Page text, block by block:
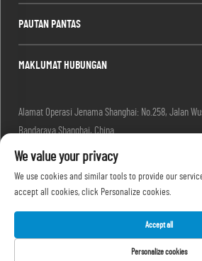
PAUTAN PANTAS
MAKLUMAT HUBUNGAN
Alamat Operasi Jenama Shanghai: No.258, Jalan
Bandaraya Shanghai, China
Email:
[email protected]
+86-13280087620
+86-13280035385
We value your privacy
We use cookies and similar tools to provide our
accept all cookies, click Personalize cookies.
Personalize cookies
Accept all